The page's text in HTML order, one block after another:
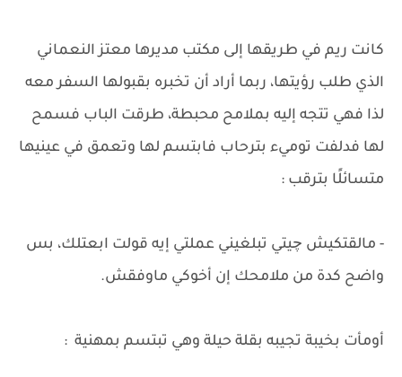
كانت ريم في طريقها إلى مكتب مديرها معتز النعماني
الذي طلب رؤيتها، ربما أراد أن تخبره بقبولها السفر معه
لذا فهي تتجه إليه بملامح محبطة، طرقت الباب فسمح
لها فدلفت توميء بترحاب فابتسم لها وتعمق في عينيها
متسائلًا بترقب :
- مالقتكيش چيتي تبلغيني عملتي إيه قولت ابعتلك، بس
واضح كدة من ملامحك إن أخوكي ماوفقش.
أومأت بخيبة تجيبه بقلة حيلة وهي تبتسم بمهنية :